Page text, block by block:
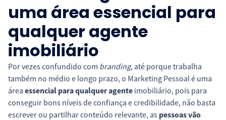
uma área essencial para
qualquer agente
imobiliário
Por vezes confundido com branding, até porque trabalha
também no médio e longo prazo, o Marketing Pessoal é uma
área essencial para qualquer agente imobiliário, pois para
conseguir bons níveis de confiança e credibilidade, não basta
escrever ou partilhar conteúdo relevante, as pessoas vão